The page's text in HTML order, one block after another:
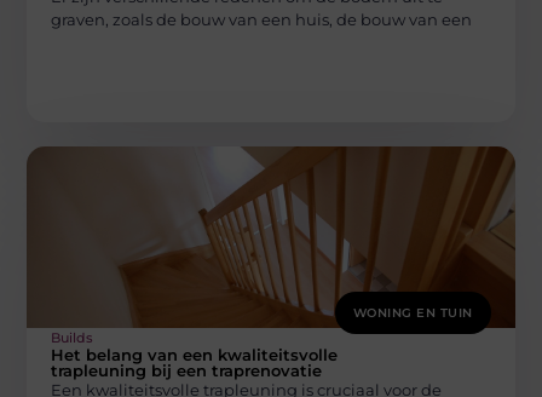
graven, zoals de bouw van een huis, de bouw van een
WONING EN TUIN
Builds
Het belang van een kwaliteitsvolle
trapleuning bij een traprenovatie
Een kwaliteitsvolle trapleuning is cruciaal voor de